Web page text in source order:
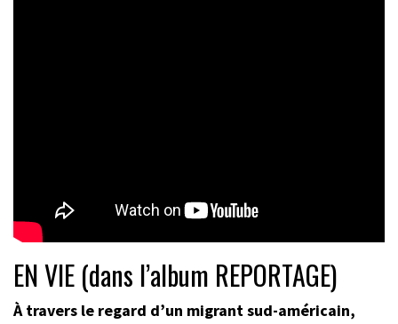
EN VIE (dans l’album REPORTAGE)
À travers le regard d’un migrant sud-américain,